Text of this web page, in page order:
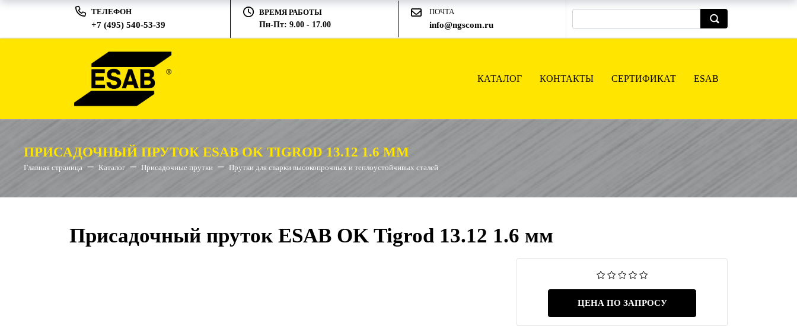
ТЕЛЕФОН
+7 (495) 540-53-39
ВРЕМЯ РАБОТЫ
Пн-Пт: 9.00 - 17.00
ПОЧТА
info@ngscom.ru
КАТАЛОГ КОНТАКТЫ СЕРТИФИКАТ ESAB
ПРИСАДОЧНЫЙ ПРУТОК ESAB OK TIGROD 13.12 1.6 ММ
Главная страница Каталог Присадочные прутки Прутки для сварки высокопрочных и теплоустойчивых сталей
Присадочный пруток ESAB OK Tigrod 13.12 1.6 мм
ЦЕНА ПО ЗАПРОСУ